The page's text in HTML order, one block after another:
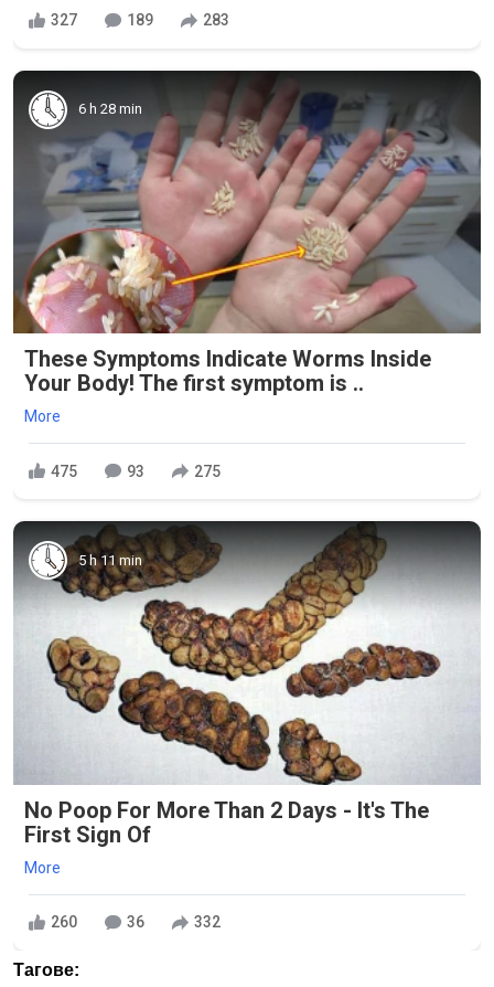
327 189 283
6 h 28 min
These Symptoms Indicate Worms Inside
Your Body! The first symptom is ..
More
475 93 275
5 h 11 min
No Poop For More Than 2 Days - It's The
First Sign Of
More
260 36 332
Тагове: